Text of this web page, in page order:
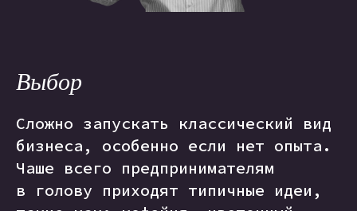
Выбор
Сложно запускать классический вид
бизнеса, особенно если нет опыта.
Чаше всего предпринимателям
в голову приходят типичные идеи,